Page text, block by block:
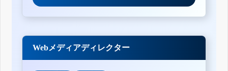
Webメディアディレクター